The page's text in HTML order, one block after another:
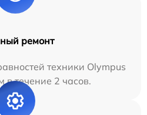
ремонт
техники Olympus
в течение 2 часов.